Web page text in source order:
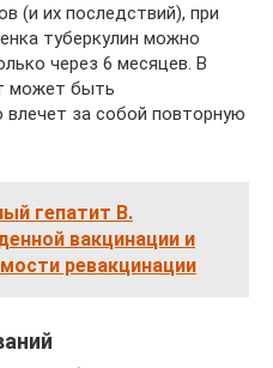
(и их последствий), при
туберкулин можно
через 6 месяцев. В
может быть
за собой повторную
гепатит B.
вакцинации и
ревакцинации